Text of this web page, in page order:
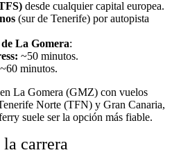
desde cualquier capital europea.
(sur de Tenerife) por autopista
La Gomera:
~50 minutos.
~60 minutos.
La Gomera (GMZ) con vuelos
Norte (TFN) y Gran Canaria,
suele ser la opción más fiable.
carrera